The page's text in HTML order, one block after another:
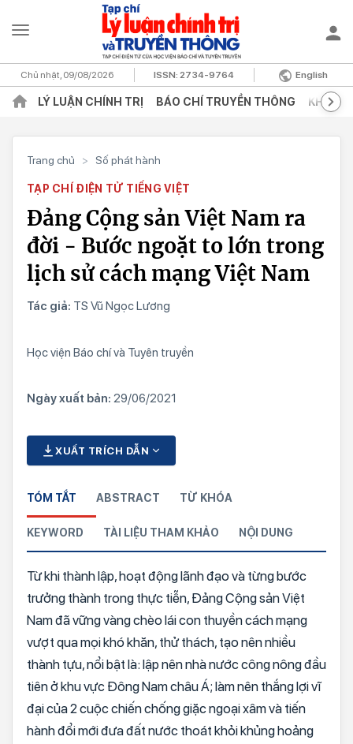
Chủ nhật, 09/08/2026 ISSN:2734-9764 English
LÝ LUẬN CHÍNH TRỊ BÁO CHÍ TRUYỀN THÔNG KHOA
Trang chủ > Số phát hành
TẠP CHÍ ĐIỆN TỬ TIẾNG VIỆT
Đảng Cộng sản Việt Nam ra
đời - Bước ngoặt to lớn trong
lịch sử cách mạng Việt Nam
Tác giả: TS Vũ Ngọc Lương
Học viện Báo chí và Tuyên truyền
Ngày xuất bản: 29/06/2021
XUẤT TRÍCH DẪN
TÓM TẮT ABSTRACT TỪ KHÓA
KEYWORD TÀI LIỆU THAM KHẢO NỘI DUNG
Từ khi thành lập, hoạt động lãnh đạo và từng bước
trưởng thành trong thực tiễn, Đảng Cộng sản Việt
Nam đã vững vàng chèo lái con thuyền cách mạng
vượt qua mọi khó khăn, thử thách, tạo nên nhiều
thành tựu, nổi bật là: lập nên nhà nước công nông đầu
tiên ở khu vực Đông Nam châu Á; làm nên thắng lợi vĩ
đại của 2 cuộc chiến chống giặc ngoại xâm và tiến
hành đổi mới đưa đất nước thoát khỏi khủng hoảng